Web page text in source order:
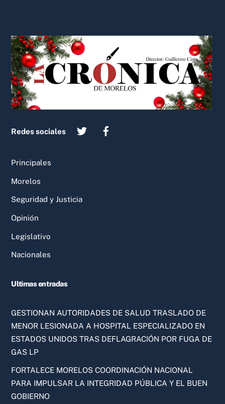
To
Top
Redes sociales
Principales
Morelos
Seguridad y Justicia
Opinión
Legislativo
Nacionales
Ultimas entradas
GESTIONAN AUTORIDADES DE SALUD TRASLADO DE
MENOR LESIONADA A HOSPITAL ESPECIALIZADO EN
ESTADOS UNIDOS TRAS DEFLAGRACIÓN POR FUGA DE
GAS LP
FORTALECE MORELOS COORDINACIÓN NACIONAL
PARA IMPULSAR LA INTEGRIDAD PÚBLICA Y EL BUEN
GOBIERNO